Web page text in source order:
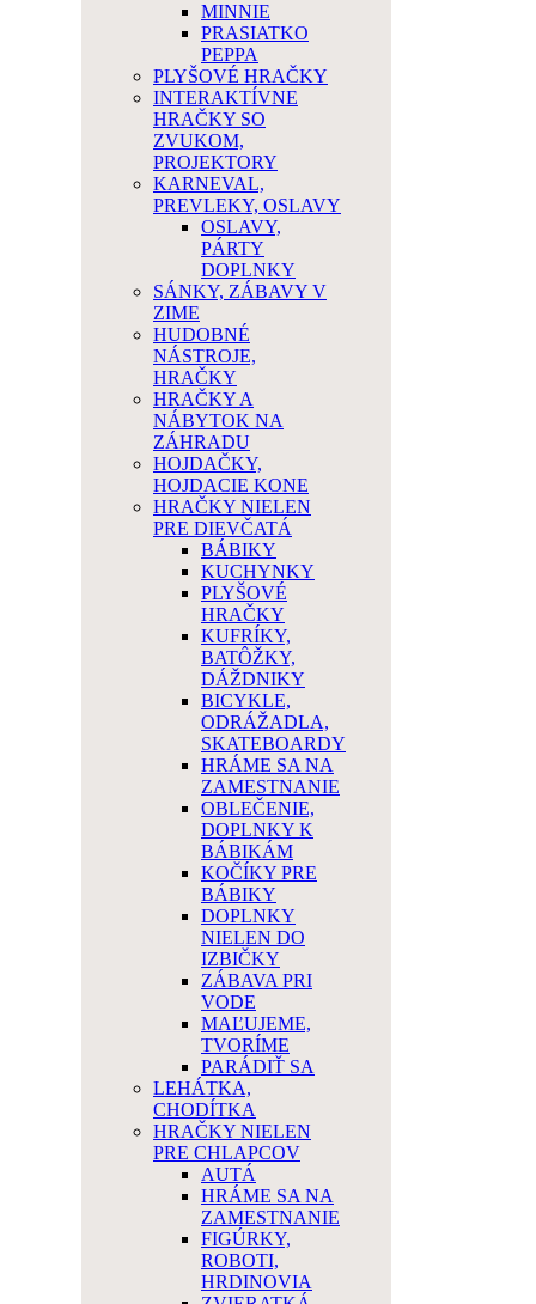
MINNIE
PRASIATKO
PEPPA
PLYŠOVÉ HRAČKY
INTERAKTÍVNE
HRAČKY SO
ZVUKOM,
PROJEKTORY
KARNEVAL,
PREVLEKY, OSLAVY
OSLAVY,
PÁRTY
DOPLNKY
SÁNKY, ZÁBAVY V
ZIME
HUDOBNÉ
NÁSTROJE,
HRAČKY
HRAČKY A
NÁBYTOK NA
ZÁHRADU
HOJDAČKY,
HOJDACIE KONE
HRAČKY NIELEN
PRE DIEVČATÁ
BÁBIKY
KUCHYNKY
PLYŠOVÉ
HRAČKY
KUFRÍKY,
BATÔŽKY,
DÁŽDNIKY
BICYKLE,
ODRÁŽADLA,
SKATEBOARDY
HRÁME SA NA
ZAMESTNANIE
OBLEČENIE,
DOPLNKY K
BÁBIKÁM
KOČÍKY PRE
BÁBIKY
DOPLNKY
NIELEN DO
IZBIČKY
ZÁBAVA PRI
VODE
MAĽUJEME,
TVORÍME
PARÁDIŤ SA
LEHÁTKA,
CHODÍTKA
HRAČKY NIELEN
PRE CHLAPCOV
AUTÁ
HRÁME SA NA
ZAMESTNANIE
FIGÚRKY,
ROBOTI,
HRDINOVIA